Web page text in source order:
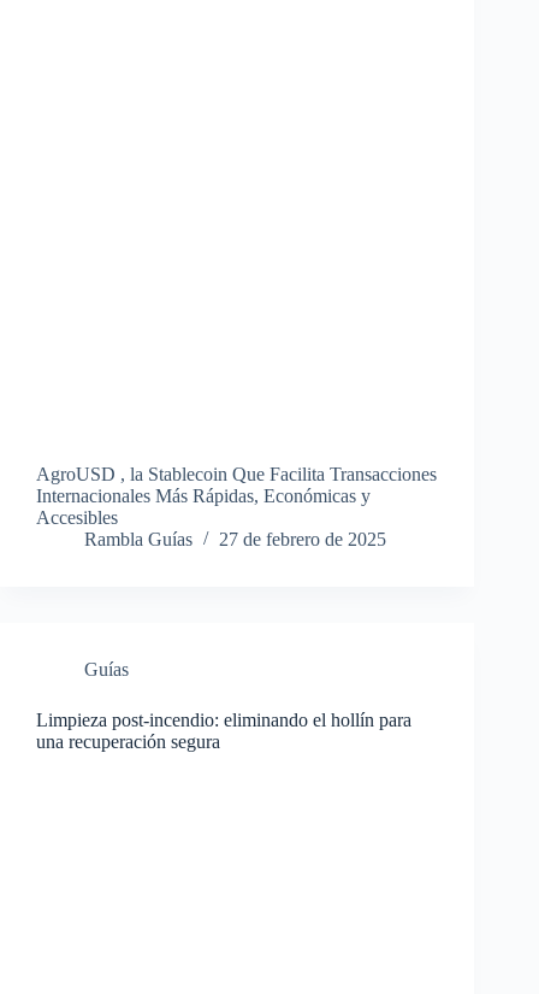
AgroUSD , la Stablecoin Que Facilita Transacciones
Internacionales Más Rápidas, Económicas y
Accesibles
Rambla Guías
27 de febrero de 2025
Guías
Limpieza post-incendio: eliminando el hollín para
una recuperación segura